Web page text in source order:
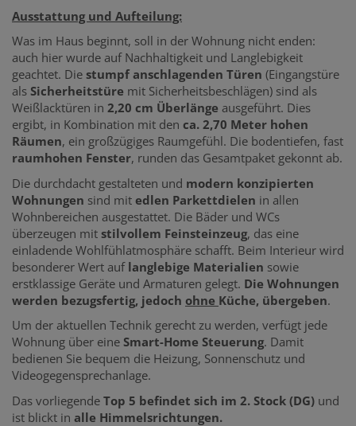
Ausstattung und Aufteilung:
Was im Haus beginnt, soll in der Wohnung nicht enden:
auch hier wurde auf Nachhaltigkeit und Langlebigkeit
geachtet. Die stumpf anschlagenden Türen (Eingangstüre
als Sicherheitstüre mit Sicherheitsbeschlägen) sind als
Weißlacktüren in 2,20 cm Überlänge ausgeführt. Dies
ergibt, in Kombination mit den ca. 2,70 Meter hohen
Räumen, ein großzügiges Raumgefühl. Die bodentiefen, fast
raumhohen Fenster, runden das Gesamtpaket gekonnt ab.
Die durchdacht gestalteten und modern konzipierten
Wohnungen sind mit edlen Parkettdielen in allen
Wohnbereichen ausgestattet. Die Bäder und WCs
überzeugen mit stilvollem Feinsteinzeug, das eine
einladende Wohlfühlatmosphäre schafft. Beim Interieur wird
besonderer Wert auf langlebige Materialien sowie
erstklassige Geräte und Armaturen gelegt. Die Wohnungen
werden bezugsfertig, jedoch ohne Küche, übergeben.
Um der aktuellen Technik gerecht zu werden, verfügt jede
Wohnung über eine Smart-Home Steuerung. Damit
bedienen Sie bequem die Heizung, Sonnenschutz und
Videogegensprechanlage.
Das vorliegende Top 5 befindet sich im 2. Stock (DG) und
ist blickt in alle Himmelsrichtungen.